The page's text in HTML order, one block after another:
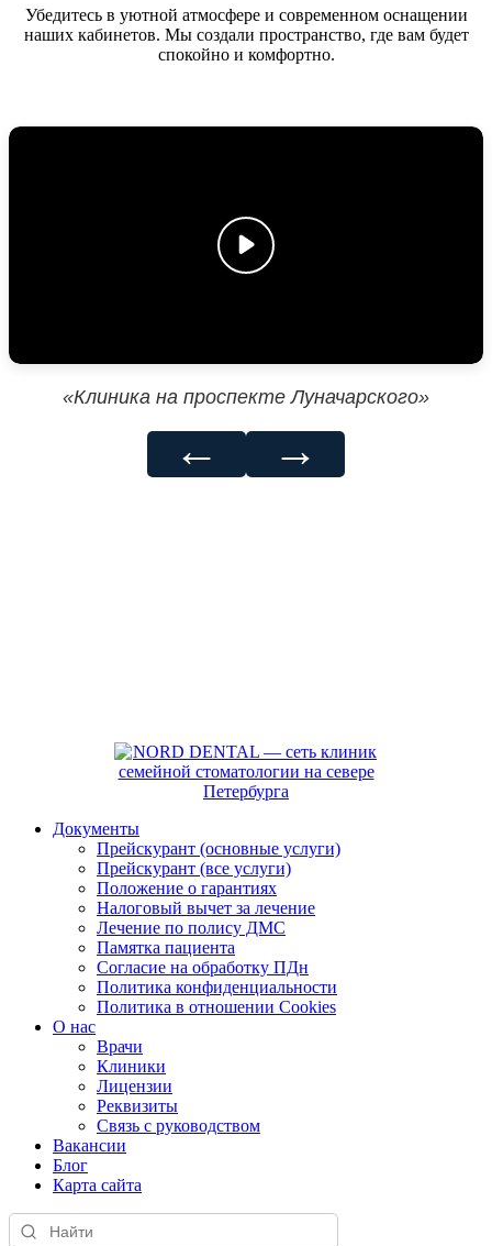
Убедитесь в уютной атмосфере и современном оснащении
наших кабинетов. Мы создали пространство, где вам будет
спокойно и комфортно.
«Клиника на проспекте Луначарского»
← →
Документы
Прейскурант (основные услуги)
Прейскурант (все услуги)
Положение о гарантиях
Налоговый вычет за лечение
Лечение по полису ДМС
Памятка пациента
Согласие на обработку ПДн
Политика конфиденциальности
Политика в отношении Cookies
О нас
Врачи
Клиники
Лицензии
Реквизиты
Связь с руководством
Вакансии
Блог
Карта сайта